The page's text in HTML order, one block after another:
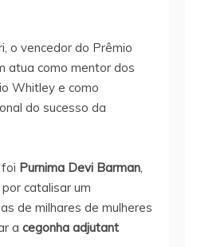
o vencedor do Prêmio
atua como mentor dos
Whitley e como
do sucesso da
Purnima Devi Barman,
catalisar um
de milhares de mulheres
a cegonha adjutant